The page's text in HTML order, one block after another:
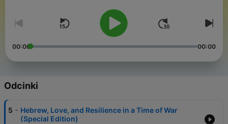
00:00 00:00
Odcinki
5 - Hebrew, Love, and Resilience in a Time of War
(Special Edition)